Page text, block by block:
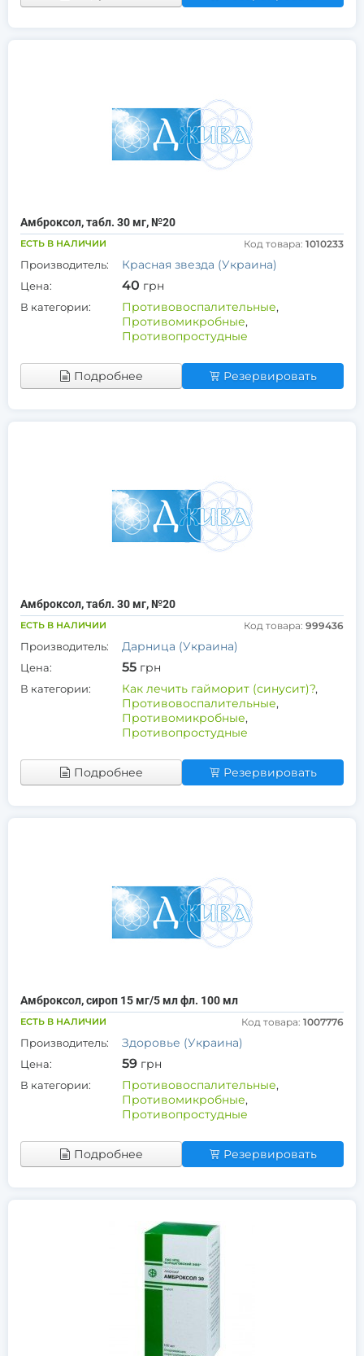
Амброксол, табл. 30 мг, №20
ЕСТЬ В НАЛИЧИИ Код товара: 1010233
Производитель: Красная звезда (Украина)
Цена: 40 грн
В категории: Противовоспалительные,
Противомикробные,
Противопростудные
Подробнее Резервировать
Амброксол, табл. 30 мг, №20
ЕСТЬ В НАЛИЧИИ Код товара: 999436
Производитель: Дарница (Украина)
Цена: 55 грн
В категории: Как лечить гайморит (синусит)?,
Противовоспалительные,
Противомикробные,
Противопростудные
Подробнее Резервировать
Амброксол, сироп 15 мг/5 мл фл. 100 мл
ЕСТЬ В НАЛИЧИИ Код товара: 1007776
Производитель: Здоровье (Украина)
Цена: 59 грн
В категории: Противовоспалительные,
Противомикробные,
Противопростудные
Подробнее Резервировать